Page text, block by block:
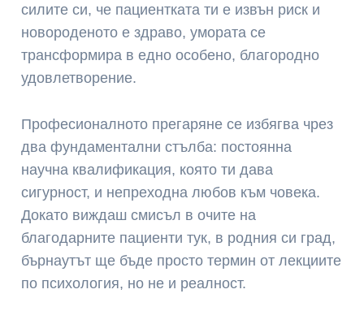
силите си, че пациентката ти е извън риск и
новороденото е здраво, умората се
трансформира в едно особено, благородно
удовлетворение.
Професионалното прегаряне се избягва чрез
два фундаментални стълба: постоянна
научна квалификация, която ти дава
сигурност, и непреходна любов към човека.
Докато виждаш смисъл в очите на
благодарните пациенти тук, в родния си град,
бърнаутът ще бъде просто термин от лекциите
по психология, но не и реалност.